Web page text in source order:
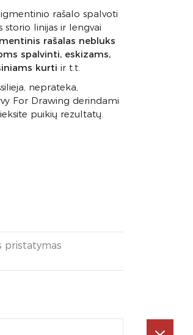
rašalo spalvoti
storio linijas ir lengvai
rašalas nebluks
spalvinti, eskizams,
kurti ir t.t.
neprateka,
For Drawing derindami
puikių rezultatų.
pristatymas